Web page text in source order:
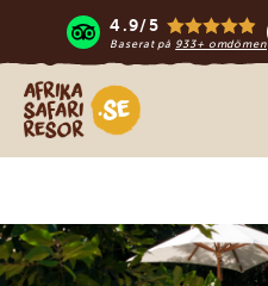
4.9/5
Baserat på 933+ omdömen
Safari-resor i Afrika